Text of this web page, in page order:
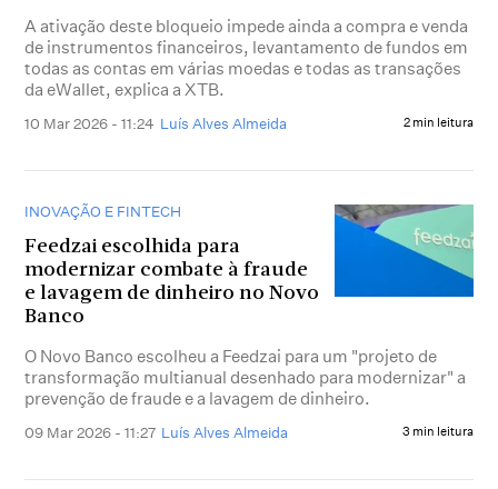
A ativação deste bloqueio impede ainda a compra e venda
de instrumentos financeiros, levantamento de fundos em
todas as contas em várias moedas e todas as transações
da eWallet, explica a XTB.
10 Mar 2026 - 11:24 Luís Alves Almeida 2 min leitura
INOVAÇÃO E FINTECH
Feedzai escolhida para
modernizar combate à fraude
e lavagem de dinheiro no Novo
Banco
O Novo Banco escolheu a Feedzai para um "projeto de
transformação multianual desenhado para modernizar" a
prevenção de fraude e a lavagem de dinheiro.
09 Mar 2026 - 11:27 Luís Alves Almeida 3 min leitura